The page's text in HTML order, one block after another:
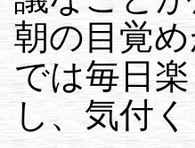
朝の目覚
では毎日
し、気付